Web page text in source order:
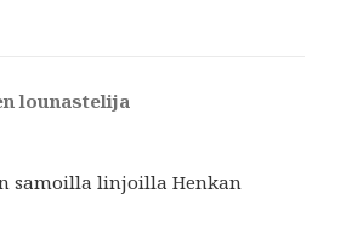
lounastelija
samoilla linjoilla Henkan